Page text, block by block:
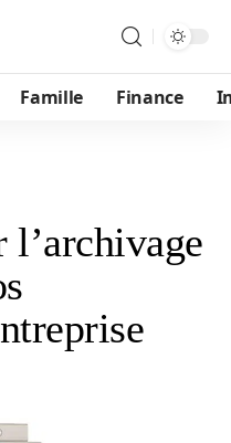
Famille Finance
l’archivage